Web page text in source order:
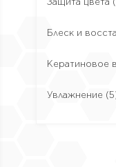
Защита цвета
Блеск и
Кератиновое
Увлажнение